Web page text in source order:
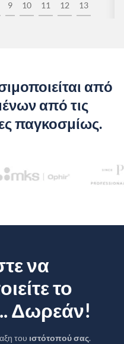
9 10 11 12 13
από
από τις
παγκοσμίως.
να
το
Δωρεάν!
του ιστότοπού σας.